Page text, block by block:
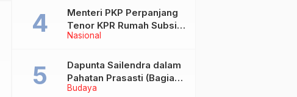
Nasional
Menteri PKP Perpanjang
Tenor KPR Rumah Subsidi
hingga 30 Tahun
Budaya
Dapunta Sailendra dalam
Pahatan Prasasti (Bagian
1)